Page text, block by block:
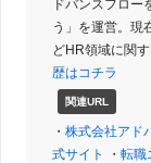
ドバンスフロー
う」を運営。現
どHR領域に関
歴はコチラ
関連URL
・ 株式会社アド
式サイト
・ 転職